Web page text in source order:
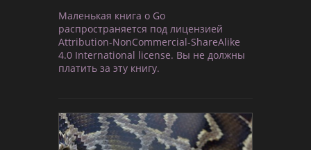
Маленькая книга о Go
распространяется под лицензией
Attribution-NonCommercial-ShareAlike
4.0 International license. Вы не должны
платить за эту книгу.